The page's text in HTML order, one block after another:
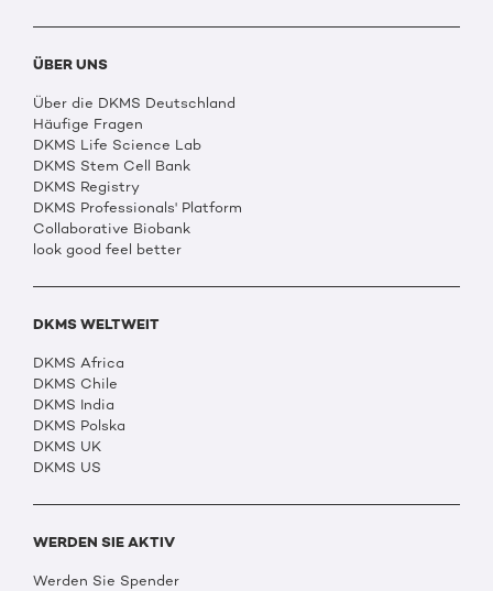
ÜBER UNS
Über die DKMS Deutschland
Häufige Fragen
DKMS Life Science Lab
DKMS Stem Cell Bank
DKMS Registry
DKMS Professionals' Platform
Collaborative Biobank
look good feel better
DKMS WELTWEIT
DKMS Africa
DKMS Chile
DKMS India
DKMS Polska
DKMS UK
DKMS US
WERDEN SIE AKTIV
Werden Sie Spender